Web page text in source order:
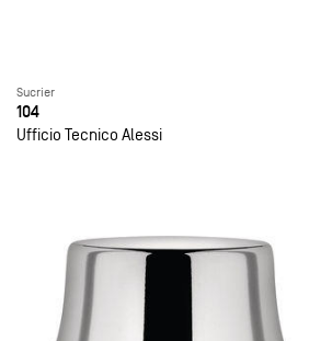
Sucrier
104
Ufficio Tecnico Alessi